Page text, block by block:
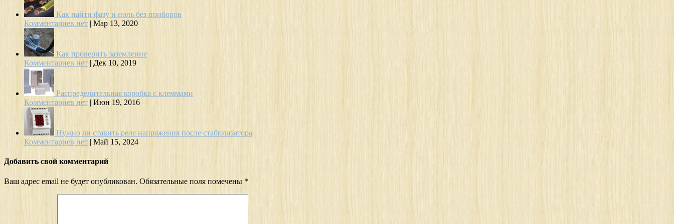
Как найти фазу и ноль без приборов
Комментариев нет | Мар 13, 2020
Как проверить заземление
Комментариев нет | Дек 10, 2019
Распределительная коробка с клеммами
Комментариев нет | Июн 19, 2016
Нужно ли ставить реле напряжения после стабилизатора
Комментариев нет | Май 15, 2024
Добавить свой комментарий
Ваш адрес email не будет опубликован. Обязательные поля помечены *